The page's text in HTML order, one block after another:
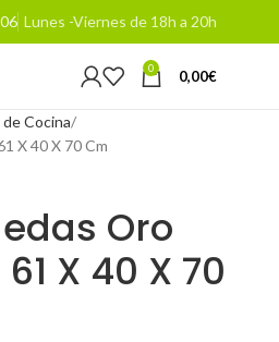
Lunes -Viernes de 18h a 20h
0 0,00€
Cocina
X 40 X 70 Cm
Oro
X 40 X 70